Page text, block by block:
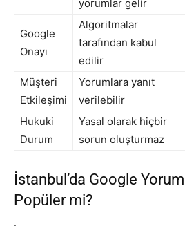
yorumlar gelir
Google
Onayı
Algoritmalar
tarafından kabul
edilir
Müşteri
Etkileşimi
Yorumlara yanıt
verilebilir
Hukuki
Durum
Yasal olarak hiçbir
sorun oluşturmaz
İstanbul’da Google
Popüler mi?